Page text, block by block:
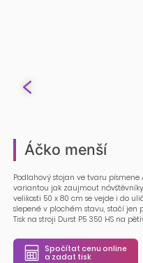
Áčko menší
Podlahový stojan ve tvaru
variantou jak zaujmout
velikosti 50 x 80 cm se vejde i do
slepené v plochém stavu, stačí jen
Tisk na stroji Durst P5 350 HS na
Spočítat cenu online
a zadat tisk